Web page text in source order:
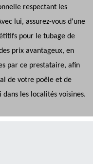
respectant les
lui, assurez-vous d'une
pour le tubage de
prix avantageux, en
par ce prestataire, afin
de votre poêle et de
les localités voisines.